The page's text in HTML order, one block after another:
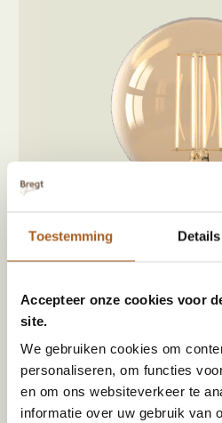
Toestemming Details
Accepteer onze cookies voor
site.
We gebruiken cookies om
personaliseren, om functies
en om ons websiteverkeer te
informatie over uw gebruik van
Calex globe bulbs led lamp M
11,99
Heb jij een vraag?
WhatsApp